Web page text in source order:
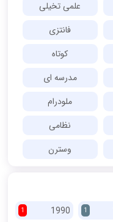
علمی تخیلی
فانتزی
کوتاه
مدرسه ای
ملودرام
نظامی
وسترن
1
1990
1